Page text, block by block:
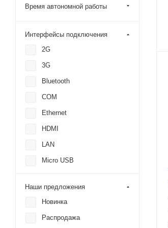
Время автономной работы
Интерфейсы подключения
2G
3G
Bluetooth
COM
Ethernet
HDMI
LAN
Micro USB
RS
Наши предложения
Новинка
Распродажа